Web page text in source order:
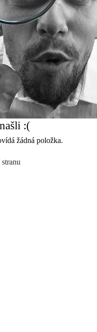
:(
žádná položka.